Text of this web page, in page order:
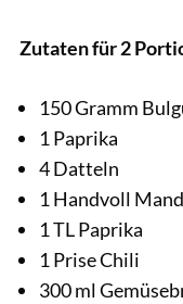
Zutaten für 2
150 Gramm
1 Paprika
4 Datteln
1 Handvoll
1 TL Paprika
1 Prise Chili
300 ml